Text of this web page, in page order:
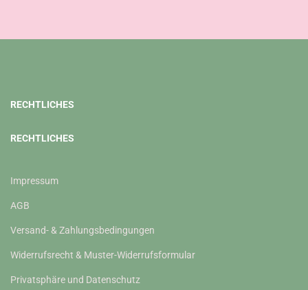
RECHTLICHES
RECHTLICHES
Impressum
AGB
Versand- & Zahlungsbedingungen
Widerrufsrecht & Muster-Widerrufsformular
Privatsphäre und Datenschutz